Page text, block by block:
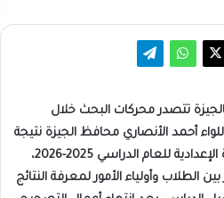
بالجيزة تتصدر محركات البحث خلال
أحمد الأنصاري محافظ الجيزة نتيجة
الفصل الدراسي الثاني للشهادة الإعدادية للعام الدراسي 2025-2026،
الطلاب وأولياء الأمور لمعرفة النتائج